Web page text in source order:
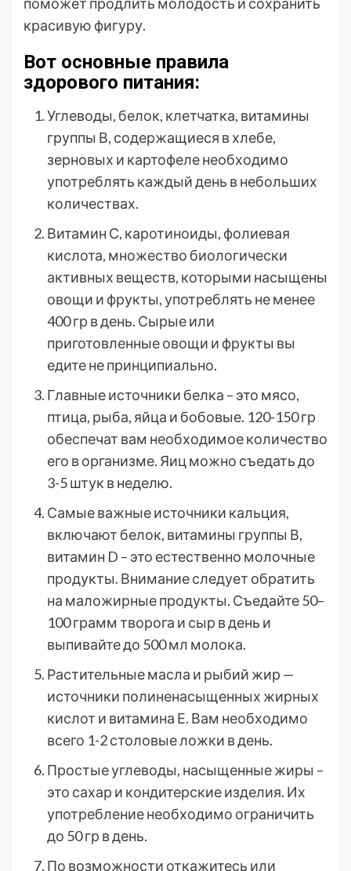
красивую фигуру.
Вот основные правила
здорового питания:
Углеводы, белок, клетчатка, витамины
группы В, содержащиеся в хлебе,
зерновых и картофеле необходимо
употреблять каждый день в небольших
количествах.
Витамин С, каротиноиды, фолиевая
кислота, множество биологически
активных веществ, которыми насыщены
овощи и фрукты, употреблять не менее
400 гр в день. Сырые или
приготовленные овощи и фрукты вы
едите не принципиально.
Главные источники белка – это мясо,
птица, рыба, яйца и бобовые. 120-150 гр
обеспечат вам необходимое количество
его в организме. Яиц можно съедать до
3-5 штук в неделю.
Самые важные источники кальция,
включают белок, витамины группы В,
витамин D – это естественно молочные
продукты. Внимание следует обратить
на маложирные продукты. Съедайте 50–
100 грамм творога и сыр в день и
выпивайте до 500 мл молока.
Растительные масла и рыбий жир —
источники полиненасыщенных жирных
кислот и витамина Е. Вам необходимо
всего 1-2 столовые ложки в день.
Простые углеводы, насыщенные жиры –
это сахар и кондитерские изделия. Их
употребление необходимо ограничить
до 50 гр в день.
По возможности откажитесь или